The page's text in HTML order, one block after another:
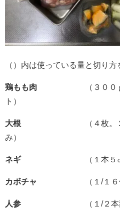
（）内は使っている量と切り方
鶏もも肉 （３００ｇ大
ト）
大根 （４枚。２㎝厚
み）
ネギ （１本５㎝で
カボチャ （１/１６個
人参 （１/２本乱